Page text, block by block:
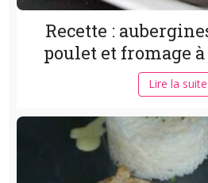
Recette :
poulet et fromage à
Lire la suite